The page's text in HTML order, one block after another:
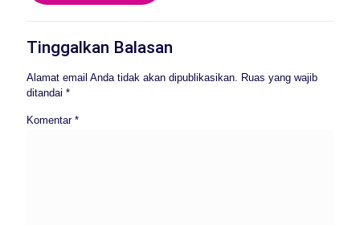
Tinggalkan Balasan
Alamat email Anda tidak akan dipublikasikan. Ruas yang wajib
ditandai *
Komentar *